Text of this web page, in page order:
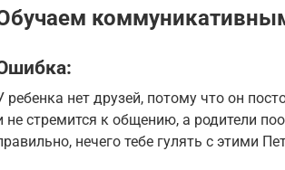
ребенка нет друзей, потому что он
не стремится к общению, а родители
нечего тебе гулять с этими